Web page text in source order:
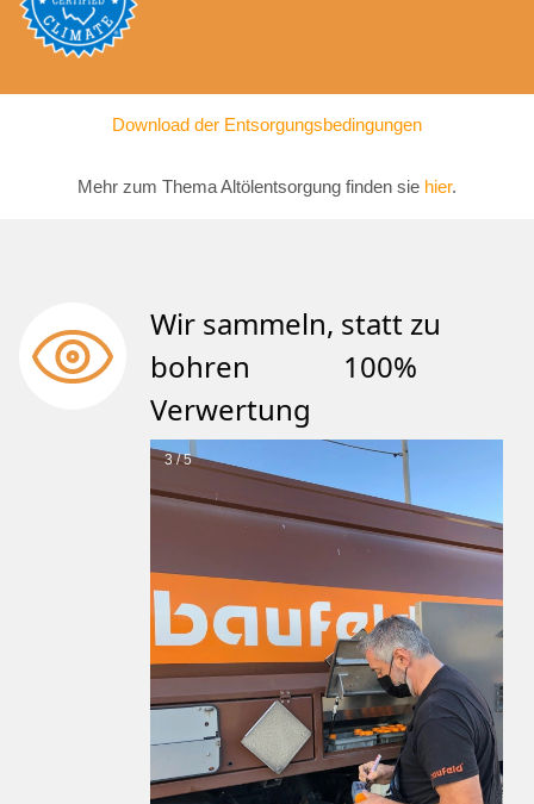
Download der Entsorgungsbedingungen
Mehr zum Thema Altölentsorgung finden sie hier.
Wir sammeln, statt zu
bohren 100%
Verwertung
3 / 5